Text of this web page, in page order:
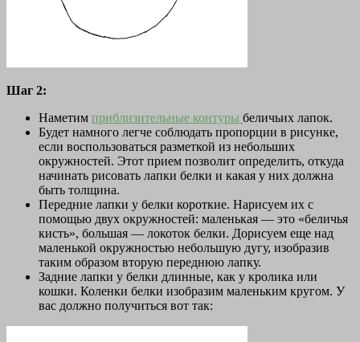
Шаг 2:
Наметим приблизительные контуры беличьих лапок.
Будет намного легче соблюдать пропорции в рисунке,
если воспользоваться разметкой из небольших
окружностей. Этот прием позволит определить, откуда
начинать рисовать лапки белки и какая у них должна
быть толщина.
Передние лапки у белки короткие. Нарисуем их с
помощью двух окружностей: маленькая — это «беличья
кисть», большая — локоток белки. Дорисуем еще над
маленькой окружностью небольшую дугу, изобразив
таким образом вторую переднюю лапку.
Задние лапки у белки длинные, как у кролика или
кошки. Коленки белки изобразим маленьким кругом. У
вас должно получиться вот так: